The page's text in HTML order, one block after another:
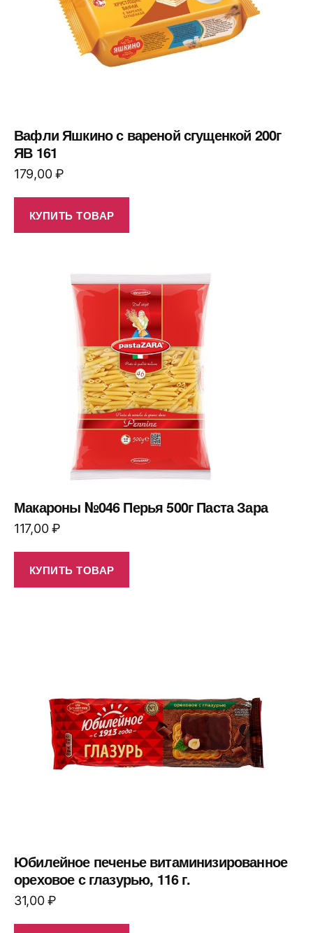
Вафли Яшкино с вареной сгущенкой 200г
ЯВ 161
179,00₽
КУПИТЬ ТОВАР
Макароны №046 Перья 500г Паста Зара
117,00₽
КУПИТЬ ТОВАР
Юбилейное печенье витаминизированное
ореховое с глазурью, 116 г.
31,00₽